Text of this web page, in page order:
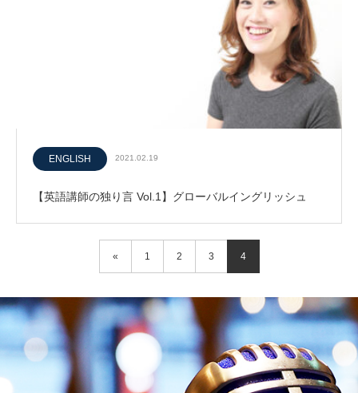
ENGLISH 2021.02.19
【英語講師の独り言 Vol.1】グローバルイングリッシュ
« 1 2 3 4